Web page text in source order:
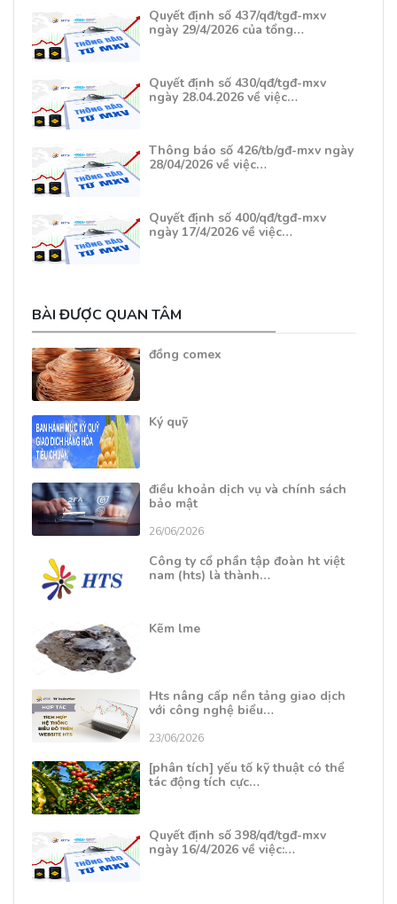
Quyết định số 437/qđ/tgđ-mxv
ngày 29/4/2026 của tổng…
Quyết định số 430/qđ/tgđ-mxv
ngày 28.04.2026 về việc…
Thông báo số 426/tb/gđ-mxv ngày
28/04/2026 về việc…
Quyết định số 400/qđ/tgđ-mxv
ngày 17/4/2026 về việc…
BÀI ĐƯỢC QUAN TÂM
đồng comex
Ký quỹ
điều khoản dịch vụ và chính sách
bảo mật
26/06/2026
Công ty cổ phần tập đoàn ht việt
nam (hts) là thành…
Kẽm lme
Hts nâng cấp nền tảng giao dịch
với công nghệ biểu…
23/06/2026
[phân tích] yếu tố kỹ thuật có thể
tác động tích cực…
Quyết định số 398/qđ/tgđ-mxv
ngày 16/4/2026 về việc:…